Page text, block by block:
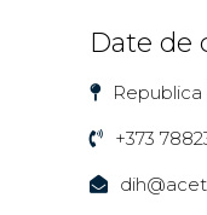
Date de
+373